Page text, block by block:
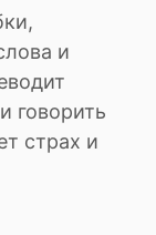
и
говорить
страх и